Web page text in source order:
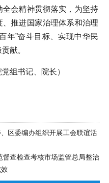
会精神贯彻落实，为坚持
推进国家治理体系和治理
年”奋斗目标、实现中华民
献。
组书记、院长）
区委编办组织开展工会联谊活
督查检查考核市场监管总局整治